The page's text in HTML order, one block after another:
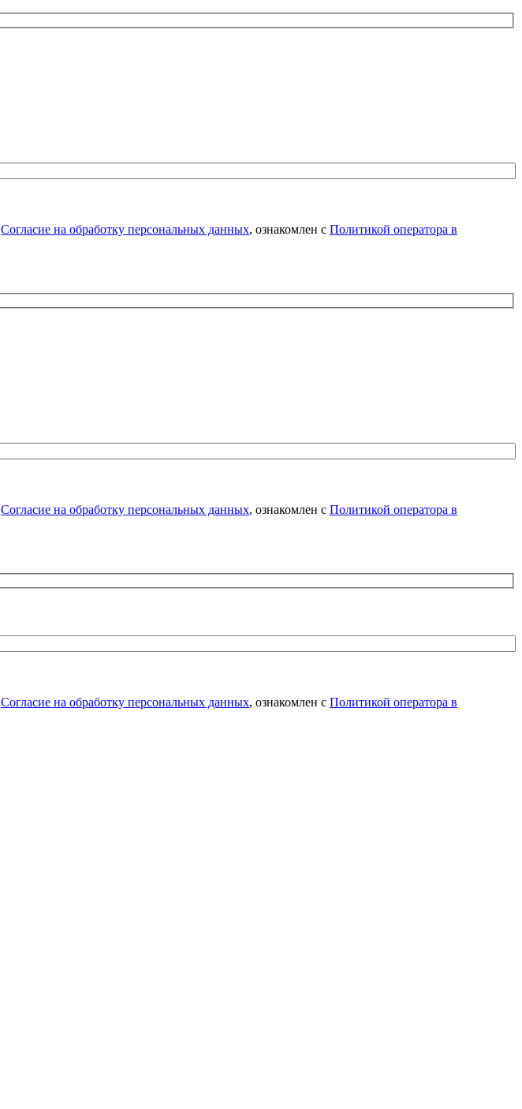
Согласие на обработку персональных данных, ознакомлен с Политикой оператора в
Согласие на обработку персональных данных, ознакомлен с Политикой оператора в
Согласие на обработку персональных данных, ознакомлен с Политикой оператора в